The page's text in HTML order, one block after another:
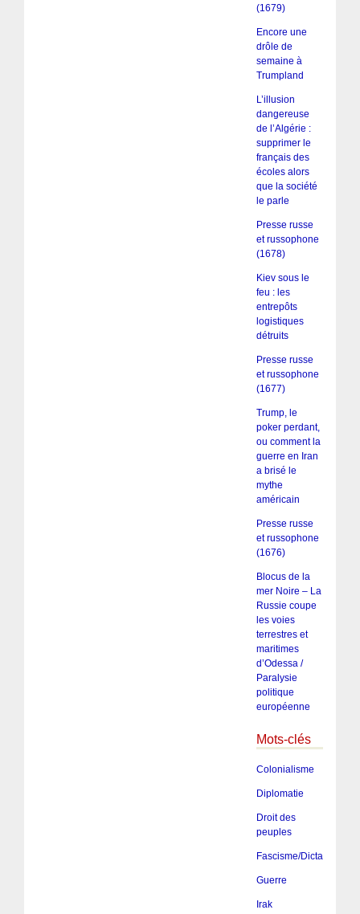
(1679)
Encore une
drôle de
semaine à
Trumpland
L’illusion
dangereuse
de l’Algérie :
supprimer le
français des
écoles alors
que la société
le parle
Presse russe
et russophone
(1678)
Kiev sous le
feu : les
entrepôts
logistiques
détruits
Presse russe
et russophone
(1677)
Trump, le
poker perdant,
ou comment la
guerre en Iran
a brisé le
mythe
américain
Presse russe
et russophone
(1676)
Blocus de la
mer Noire – La
Russie coupe
les voies
terrestres et
maritimes
d’Odessa /
Paralysie
politique
européenne
Mots-clés
Colonialisme
Diplomatie
Droit des
peuples
Fascisme/Dictature/
Guerre
Irak